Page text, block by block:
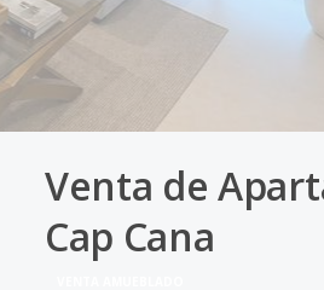
Venta de
Cap Cana